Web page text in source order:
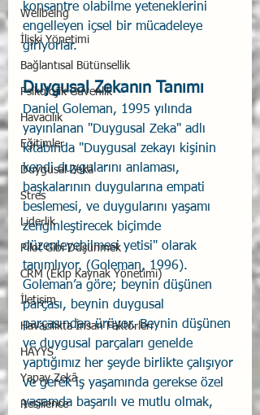
Wellbeing
İlişki Yönetimi
Bağlantısal Bütünsellik
Psikolojik Güvenlik
Havacılık
Eğitimler
Duygusal Zekâ
Stres
Liderlik
Pilot Gibi Düşünmek
CRM (Ekip Kaynak Yönetimi)
İletişim
Havacılıkta İnsan Faktörleri
HAYYS
Yapay Zekâ
Resilience
konsantre olabilme yeteneklerini
engelleyen içsel bir mücadeleye
giriyorlar.
Duygusal Zekanın Tanımı
Daniel Goleman, 1995 yılında
yayınlanan "Duygusal Zeka" adlı
kitabında "Duygusal zekayı kişinin
kendi duygularını anlaması,
başkalarının duygularına empati
beslemesi, ve duygularını yaşamı
zenginleştirecek biçimde
düzenleyebilmesi yetisi" olarak
tanımlıyor. (Goleman, 1996).
Goleman’a göre; beynin düşünen
parçası, beynin duygusal
parçasından ürüyor. Beynin düşünen
ve duygusal parçaları genelde
yaptığımız her şeyde birlikte çalışıyor
ve gerek iş yaşamında gerekse özel
yaşamda başarılı ve mutlu olmak,